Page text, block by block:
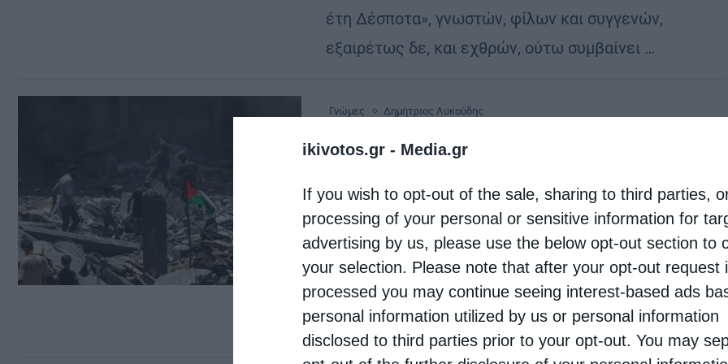
ikivotos.gr - Media.gr
If you wish to opt-out of the sale, sharing to third parties,
processing of your personal or sensitive information for
advertising by us, please use the below opt-out section to
your selection. Please note that after your opt-out request
processed you may continue seeing interest-based ads
personal information utilized by us or personal information
disclosed to third parties prior to your opt-out. You may
έτη Δέσποτα», γνωστών, φίλων και συγγενών,
εξαιρέτως δε, και εχθρών, ούτω συμβαίνει …
Γνώμες Δημήτριος Λυκούδης
ΜΕΤΑ ΓΝΩΜΗΣ: Συνάντηση για …κλάματα
Η Συνάντηση προ ημερών Τράμπ και Πούτιν στην
Αλάσκα, χωρις υπερβολή, αποτελεί το περίσσευμα και
την κορωνίδα της φιλαυτίας και της εγωπάθειας
απέναντι στο Θεό. Συγκεντρώθηκαν οι «ισχυροί» της
γης …